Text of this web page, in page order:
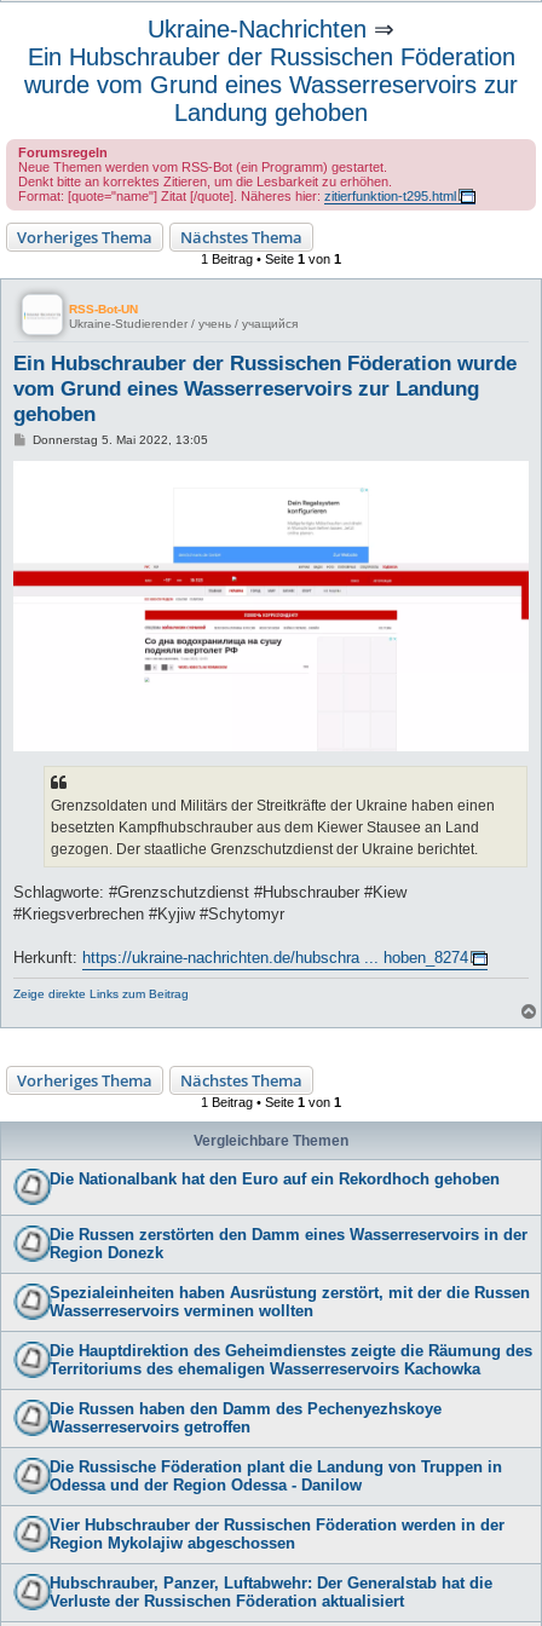
Ukraine-Nachrichten ⇒
Ein Hubschrauber der Russischen Föderation
wurde vom Grund eines Wasserreservoirs zur
Landung gehoben
Forumsregeln
Neue Themen werden vom RSS-Bot (ein Programm) gestartet.
Denkt bitte an korrektes Zitieren, um die Lesbarkeit zu erhöhen.
Format: [quote="name"] Zitat [/quote]. Näheres hier: zitierfunktion-t295.html
Vorheriges Thema Nächstes Thema
1 Beitrag • Seite 1 von 1
RSS-Bot-UN
Ukraine-Studierender / учень / учащийся
Ein Hubschrauber der Russischen Föderation wurde
vom Grund eines Wasserreservoirs zur Landung
gehoben
BDonnerstag 5. Mai 2022, 13:05
Grenzsoldaten und Militärs der Streitkräfte der Ukraine haben einen
besetzten Kampfhubschrauber aus dem Kiewer Stausee an Land
gezogen. Der staatliche Grenzschutzdienst der Ukraine berichtet.
Schlagworte: #Grenzschutzdienst #Hubschrauber #Kiew
#Kriegsverbrechen #Kyjiw #Schytomyr
Herkunft: https://ukraine-nachrichten.de/hubschra ... hoben_8274
Zeige direkte Links zum Beitrag
Vorheriges Thema Nächstes Thema
1 Beitrag • Seite 1 von 1
Vergleichbare Themen
Die Nationalbank hat den Euro auf ein Rekordhoch gehoben
Die Russen zerstörten den Damm eines Wasserreservoirs in der
Region Donezk
Spezialeinheiten haben Ausrüstung zerstört, mit der die Russen
Wasserreservoirs verminen wollten
Die Hauptdirektion des Geheimdienstes zeigte die Räumung des
Territoriums des ehemaligen Wasserreservoirs Kachowka
Die Russen haben den Damm des Pechenyezhskoye
Wasserreservoirs getroffen
Die Russische Föderation plant die Landung von Truppen in
Odessa und der Region Odessa - Danilow
Vier Hubschrauber der Russischen Föderation werden in der
Region Mykolajiw abgeschossen
Hubschrauber, Panzer, Luftabwehr: Der Generalstab hat die
Verluste der Russischen Föderation aktualisiert